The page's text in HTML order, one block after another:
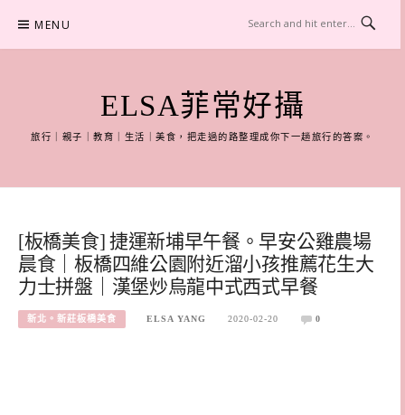
content
MENU
ELSA菲常好攝
旅行｜親子｜教育｜生活｜美食，把走過的路整理成你下一趟旅行的答案。
[板橋美食] 捷運新埔早午餐。早安公雞農場
晨食｜板橋四維公園附近溜小孩推薦花生大
力士拼盤｜漢堡炒烏龍中式西式早餐
新北。新莊板橋美食 ELSA YANG 2020-02-20 0